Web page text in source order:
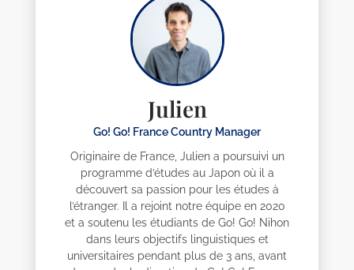
Julien
Go! Go! France Country Manager
Originaire de France, Julien a poursuivi un
programme d’études au Japon où il a
découvert sa passion pour les études à
l’étranger. Il a rejoint notre équipe en 2020
et a soutenu les étudiants de Go! Go! Nihon
dans leurs objectifs linguistiques et
universitaires pendant plus de 3 ans, avant